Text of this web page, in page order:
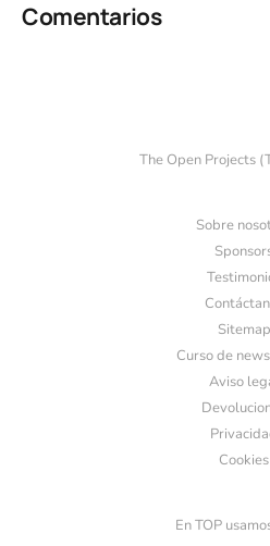
Comentarios
The Open Projects
Sobre
Sitemap
Curso de
Aviso
Cookies
En TOP